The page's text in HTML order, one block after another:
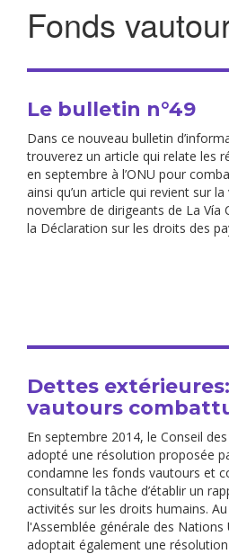
Fonds
Le bulletin n°49
Dans ce nouveau bulletin
trouverez un article qui relate les
en septembre à l’ONU pour
ainsi qu’un article qui revient sur
novembre de dirigeants de La Vía
la Déclaration sur les droits des
Dettes
vautours
En septembre 2014, le Conseil
adopté une résolution proposée
condamne les fonds vautours et
consultatif la tâche d’établir un
activités sur les droits humains.
l'Assemblée générale des Nations
adoptait également une